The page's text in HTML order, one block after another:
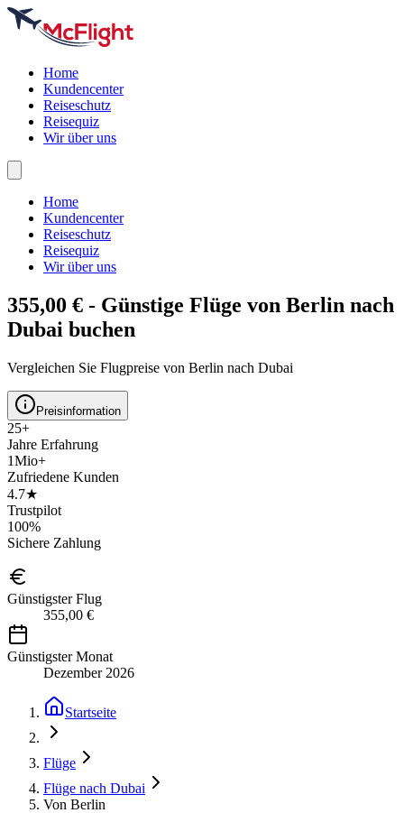
Home
Kundencenter
Reiseschutz
Reisequiz
Wir über uns
Home
Kundencenter
Reiseschutz
Reisequiz
Wir über uns
355,00 € - Günstige Flüge von Berlin nach
Dubai buchen
Vergleichen Sie Flugpreise von Berlin nach Dubai
Preisinformation
25+
Jahre Erfahrung
1Mio+
Zufriedene Kunden
4.7★
Trustpilot
100%
Sichere Zahlung
Günstigster Flug
355,00 €
Günstigster Monat
Dezember 2026
Startseite
Flüge
Flüge nach Dubai
Von Berlin